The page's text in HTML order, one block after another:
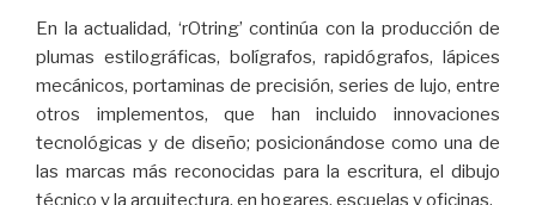
En la actualidad, ‘rOtring’ continúa con la producción de
plumas estilográficas, bolígrafos, rapidógrafos, lápices
mecánicos, portaminas de precisión, series de lujo, entre
otros implementos, que han incluido innovaciones
tecnológicas y de diseño; posicionándose como una de
las marcas más reconocidas para la escritura, el dibujo
técnico y la arquitectura, en hogares, escuelas y oficinas.